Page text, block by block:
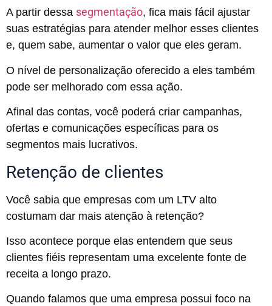
A partir dessa segmentação, fica mais fácil ajustar
suas estratégias para atender melhor esses clientes
e, quem sabe, aumentar o valor que eles geram.
O nível de personalização oferecido a eles também
pode ser melhorado com essa ação.
Afinal das contas, você poderá criar campanhas,
ofertas e comunicações específicas para os
segmentos mais lucrativos.
Retenção de clientes
Você sabia que empresas com um LTV alto
costumam dar mais atenção à retenção?
Isso acontece porque elas entendem que seus
clientes fiéis representam uma excelente fonte de
receita a longo prazo.
Quando falamos que uma empresa possui foco na